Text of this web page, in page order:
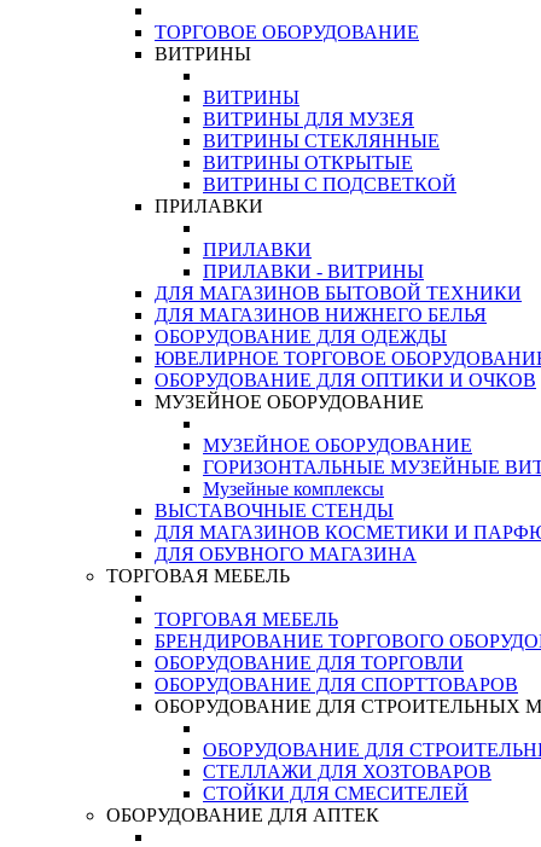
ТОРГОВОЕ ОБОРУДОВАНИЕ
ВИТРИНЫ
ВИТРИНЫ
ВИТРИНЫ ДЛЯ МУЗЕЯ
ВИТРИНЫ СТЕКЛЯННЫЕ
ВИТРИНЫ ОТКРЫТЫЕ
ВИТРИНЫ С ПОДСВЕТКОЙ
ПРИЛАВКИ
ПРИЛАВКИ
ПРИЛАВКИ - ВИТРИНЫ
ДЛЯ МАГАЗИНОВ БЫТОВОЙ ТЕХНИКИ
ДЛЯ МАГАЗИНОВ НИЖНЕГО БЕЛЬЯ
ОБОРУДОВАНИЕ ДЛЯ ОДЕЖДЫ
ЮВЕЛИРНОЕ ТОРГОВОЕ
ОБОРУДОВАНИЕ ДЛЯ ОПТИКИ И ОЧКОВ
МУЗЕЙНОЕ ОБОРУДОВАНИЕ
МУЗЕЙНОЕ ОБОРУДОВАНИЕ
ГОРИЗОНТАЛЬНЫЕ МУЗЕЙНЫЕ
Музейные комплексы
ВЫСТАВОЧНЫЕ СТЕНДЫ
ДЛЯ МАГАЗИНОВ КОСМЕТИКИ И
ДЛЯ ОБУВНОГО МАГАЗИНА
ТОРГОВАЯ МЕБЕЛЬ
ТОРГОВАЯ МЕБЕЛЬ
БРЕНДИРОВАНИЕ ТОРГОВОГО
ОБОРУДОВАНИЕ ДЛЯ ТОРГОВЛИ
ОБОРУДОВАНИЕ ДЛЯ СПОРТТОВАРОВ
ОБОРУДОВАНИЕ ДЛЯ СТРОИТЕЛЬНЫХ
ОБОРУДОВАНИЕ ДЛЯ
СТЕЛЛАЖИ ДЛЯ ХОЗТОВАРОВ
СТОЙКИ ДЛЯ СМЕСИТЕЛЕЙ
ОБОРУДОВАНИЕ ДЛЯ АПТЕК